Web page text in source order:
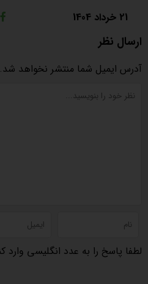
21 خرداد 1404
ارسال نظر
آدرس ایمیل شما منتشر نخواهد شد.
لطفا پاسخ را به عدد انگلیسی وارد